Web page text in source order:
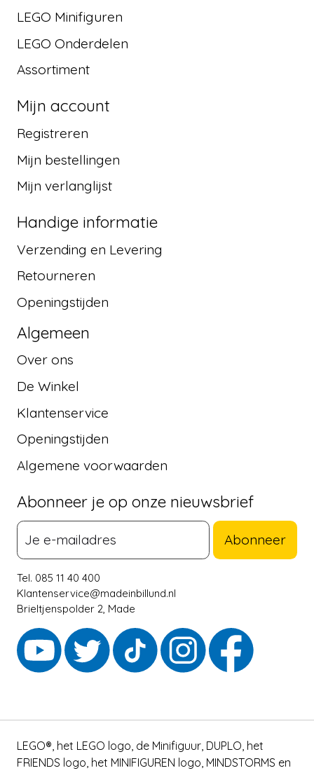
LEGO Minifiguren
LEGO Onderdelen
Assortiment
Mijn account
Registreren
Mijn bestellingen
Mijn verlanglijst
Handige informatie
Verzending en Levering
Retourneren
Openingstijden
Algemeen
Over ons
De Winkel
Klantenservice
Openingstijden
Algemene voorwaarden
Abonneer je op onze nieuwsbrief
Abonneer
Tel. 085 11 40 400
Klantenservice@madeinbillund.nl
Brieltjenspolder 2, Made
LEGO®, het LEGO logo, de Minifiguur, DUPLO, het
FRIENDS logo, het MINIFIGUREN logo, MINDSTORMS en